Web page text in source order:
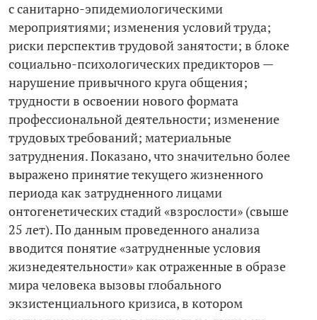
с санитарно-­эпидемиологическими
мероприятиями; изменения условий труда;
риски перспектив трудовой занятости; в блоке
социально-­психологических предикторов —
нарушение привычного круга общения;
трудности в освоении нового формата
профессиональной деятельности; изменение
трудовых требований; материальные
затруднения. Показано, что значительно более
выражено принятие текущего жизненного
периода как затрудненного лицами
онтогенетических стадий «взрослости» (свыше
25 лет). По данным проведенного анализа
вводится понятие «затрудненные условия
жизнедеятельности» как отраженные в образе
мира человека вызовы глобального
экзистенциального кризиса, в котором